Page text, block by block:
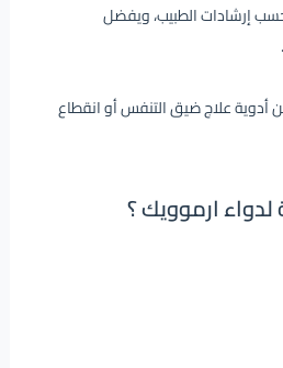
إرشادات الطبيب، ويفضل
أدوية علاج ضيق التنفس أو انقطاع
لدواء ارموويك ؟